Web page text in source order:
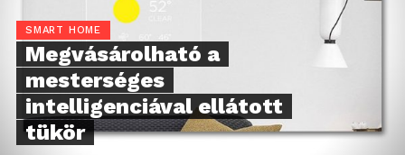
SMART HOME
Megvásárolható a
mesterséges
intelligenciával ellátott
tükör